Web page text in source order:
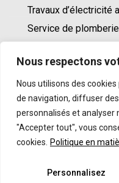
Nous respectons
Nous utilisons des
de navigation, diffuser
personnalisés et analyser
"Accepter tout", vous
cookies.
Politique en
Personnalisez
Travaux d’électricité
Service de
Service de jardinage
Services aux
Contact
© 2026 Home